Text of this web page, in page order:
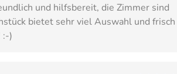
und hilfsbereit, die Zimmer sind
bietet sehr viel Auswahl und frisch
:-)